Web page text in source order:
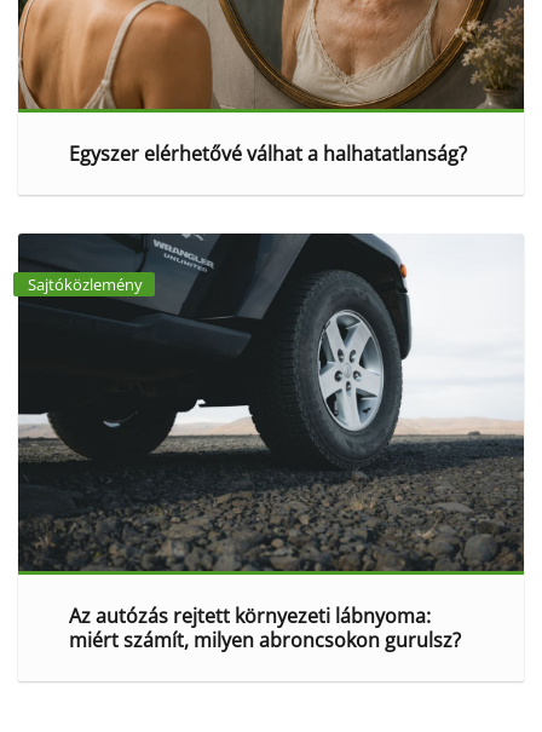
Egyszer elérhetővé válhat a halhatatlanság?
Sajtóközlemény
Az autózás rejtett környezeti lábnyoma:
miért számít, milyen abroncsokon gurulsz?